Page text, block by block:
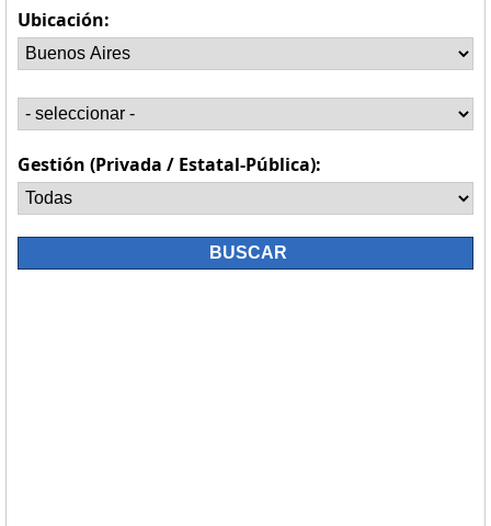
Ubicación:
Gestión (Privada / Estatal-Pública):